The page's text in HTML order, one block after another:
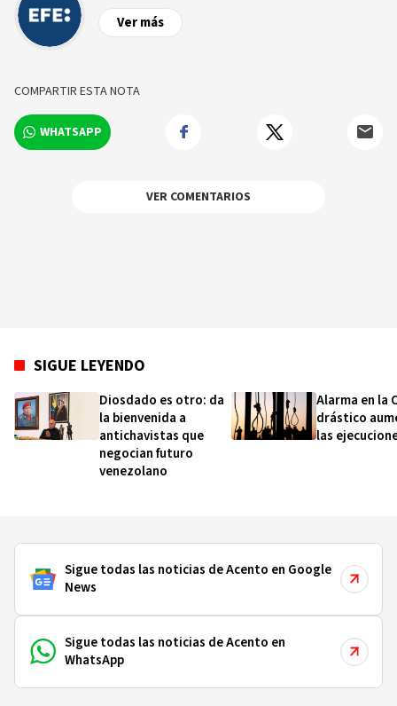
Ver más
COMPARTIR ESTA NOTA
WHATSAPP
VER COMENTARIOS
SIGUE LEYENDO
Diosdado es otro: da
la bienvenida a
antichavistas que
negocian futuro
venezolano
Alarma en la
drástico
las
Sigue todas las noticias de Acento en Google
News
Sigue todas las noticias de Acento en
WhatsApp